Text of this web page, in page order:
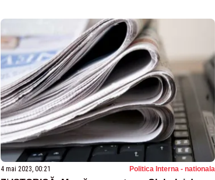
4 mai 2023, 00:21 Politica Interna - nationala